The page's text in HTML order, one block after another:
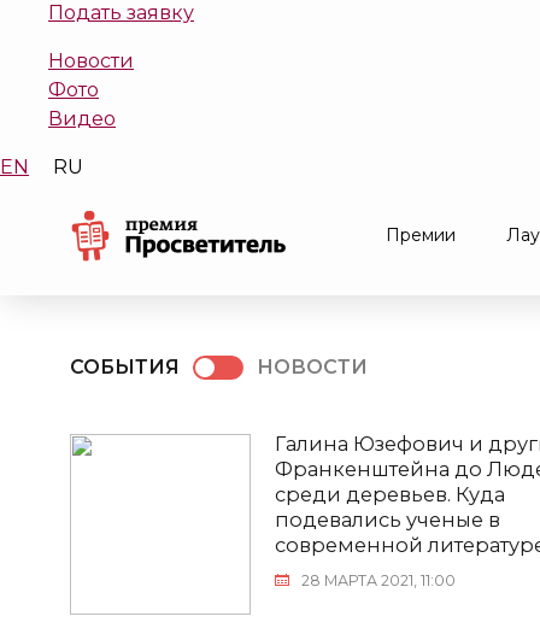
Подать заявку
Новости
Фото
Видео
EN RU
Премии
СОБЫТИЯ НОВОСТИ
Галина Юзефович и
Франкенштейна до
среди деревьев. Куда
подевались ученые в
современной
28 МАРТА 2021, 11:00